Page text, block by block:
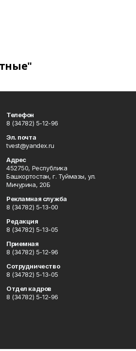
Телефон
8 (34782) 5-12-96
Эл. почта
tvest@yandex.ru
Адрес
452750, Республика
Башкортостан, г. Туймазы, ул.
Мичурина, 20Б
Рекламная служба
8 (34782) 5-13-00
Редакция
8 (34782) 5-13-05
Приемная
8 (34782) 5-12-96
Сотрудничество
8 (34782) 5-13-05
Отдел кадров
8 (34782) 5-12-96